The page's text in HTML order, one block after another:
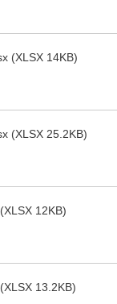
(XLSX 14KB)
(XLSX 25.2KB)
12KB)
13.2KB)